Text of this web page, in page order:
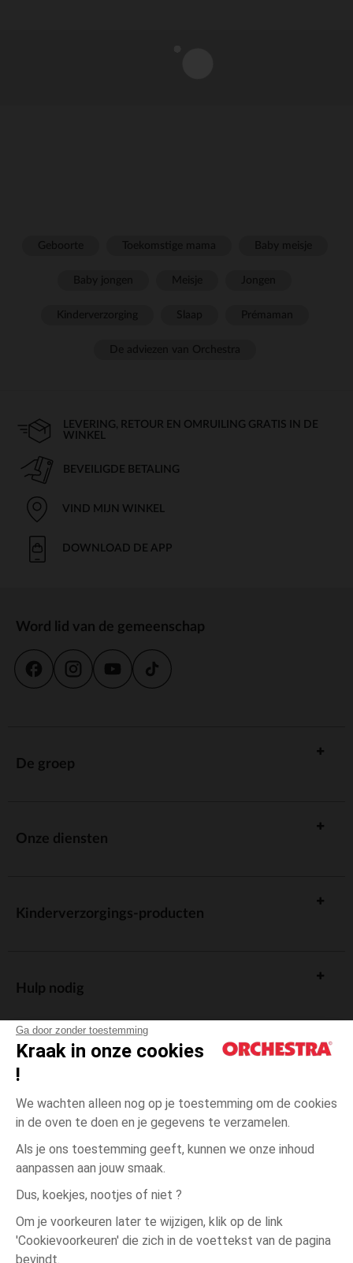
Ga door zonder toestemming
Kraak in onze cookies
!
We wachten alleen nog op je toestemming om de cookies
in de oven te doen en je gegevens te verzamelen.
Als je ons toestemming geeft, kunnen we onze inhoud
aanpassen aan jouw smaak.
Dus, koekjes, nootjes of niet ?
Om je voorkeuren later te wijzigen, klik op de link
'Cookievoorkeuren' die zich in de voettekst van de pagina
bevindt.
Ecru Ecru
3
LEVERING, RETOUR EN OMRUILING GRATIS IN DE
WINKEL
BEVEILIGDE BETALING
VIND MIJN WINKEL
DOWNLOAD DE APP
Word lid van de gemeenschap
De groep
Onze diensten
Kinderverzorgings-producten
Hulp nodig
Algemene verkoopsvoorwaarden
Wettelijke bepalingen
Persoonsgegevens